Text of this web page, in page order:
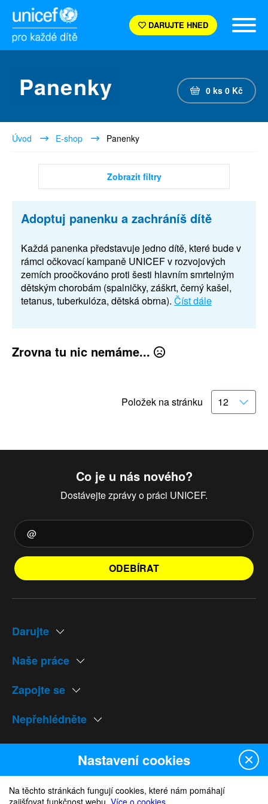
DARUJTE HNED
Panenky 0 ks 0 Kč
Úvod E-shop Panenky
Zobrazit filtry
Adoptuj panenku a zachráníš dítě
Každá panenka představuje jedno dítě, které bude v
rámci očkovací kampaně UNICEF v rozvojových
zemích proočkováno proti šesti hlavním smrtelným
dětským chorobám (spalničky, záškrt, černý kašel,
tetanus, tuberkulóza, dětská obrna). Číst dále
Zrovna tu nic nemáme...
Položek na stránku
Co je u nás nového?
Dostávejte zprávy o práci UNICEF.
ODEBÍRAT
Darujte
Naše práce
Zapojte se
Nepřehlédněte
Naše weby
Nastavení cookies
Na těchto stránkách fungují cookies, které nám pomáhají
zajišťovat funkčnost webu. Více o cookies